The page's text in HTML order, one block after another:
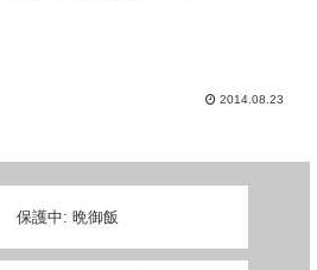
2014.08.23
保護中: 晩御飯